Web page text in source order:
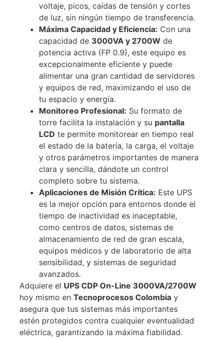
voltaje, picos, caídas de tensión y cortes
de luz, sin ningún tiempo de transferencia.
Máxima Capacidad y Eficiencia: Con una
capacidad de 3000VA y 2700W de
potencia activa (FP 0.9), este equipo es
excepcionalmente eficiente y puede
alimentar una gran cantidad de servidores
y equipos de red, maximizando el uso de
tu espacio y energía.
Monitoreo Profesional: Su formato de
torre facilita la instalación y su pantalla
LCD te permite monitorear en tiempo real
el estado de la batería, la carga, el voltaje
y otros parámetros importantes de manera
clara y sencilla, dándote un control
completo sobre tu sistema.
Aplicaciones de Misión Crítica: Este UPS
es la mejor opción para entornos donde el
tiempo de inactividad es inaceptable,
como centros de datos, sistemas de
almacenamiento de red de gran escala,
equipos médicos y de laboratorio de alta
sensibilidad, y sistemas de seguridad
avanzados.
Adquiere el UPS CDP On-Line 3000VA/2700W
hoy mismo en Tecnoprocesos Colombia y
asegura que tus sistemas más importantes
estén protegidos contra cualquier eventualidad
eléctrica, garantizando la máxima fiabilidad.